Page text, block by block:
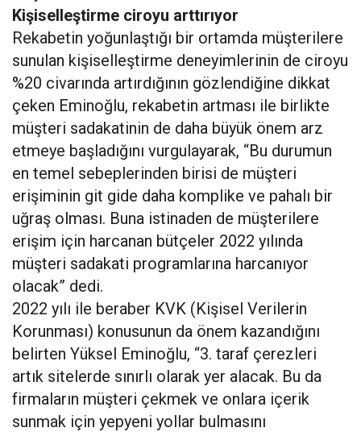
Kişiselleştirme ciroyu arttırıyor
Rekabetin yoğunlaştığı bir ortamda müşterilere
sunulan kişiselleştirme deneyimlerinin de ciroyu
%20 civarında artırdığının gözlendiğine dikkat
çeken Eminoğlu, rekabetin artması ile birlikte
müşteri sadakatinin de daha büyük önem arz
etmeye başladığını vurgulayarak, “Bu durumun
en temel sebeplerinden birisi de müşteri
erişiminin git gide daha komplike ve pahalı bir
uğraş olması. Buna istinaden de müşterilere
erişim için harcanan bütçeler 2022 yılında
müşteri sadakati programlarına harcanıyor
olacak” dedi.
2022 yılı ile beraber KVK (Kişisel Verilerin
Korunması) konusunun da önem kazandığını
belirten Yüksel Eminoğlu, “3. taraf çerezleri
artık sitelerde sınırlı olarak yer alacak. Bu da
firmaların müşteri çekmek ve onlara içerik
sunmak için yepyeni yollar bulmasını